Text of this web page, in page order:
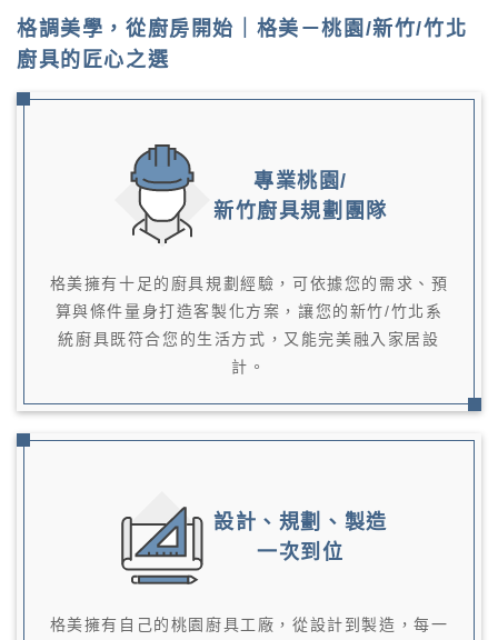
格調美學，從廚房開始｜格美－桃園/新竹/竹北
廚具的匠心之選
專業桃園/
新竹廚具規劃團隊
格美擁有十足的廚具規劃經驗，可依據您的需求、預
算與條件量身打造客製化方案，讓您的新竹/竹北系
統廚具既符合您的生活方式，又能完美融入家居設
計。
設計、規劃、製造
一次到位
格美擁有自己的桃園廚具工廠，從設計到製造，每一